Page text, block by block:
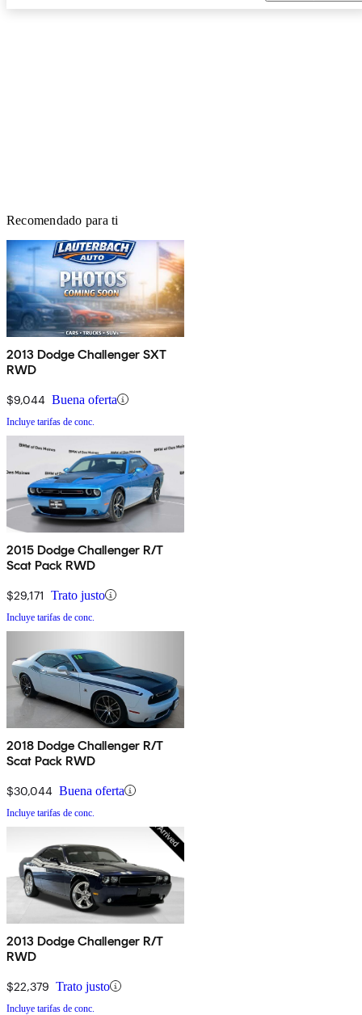
Recomendado para ti
2013 Dodge Challenger SXT
RWD
$9,044 Buena oferta
Incluye tarifas de conc.
2015 Dodge Challenger R/T
Scat Pack RWD
$29,171 Trato justo
Incluye tarifas de conc.
2018 Dodge Challenger R/T
Scat Pack RWD
$30,044 Buena oferta
Incluye tarifas de conc.
2013 Dodge Challenger R/T
RWD
$22,379 Trato justo
Incluye tarifas de conc.